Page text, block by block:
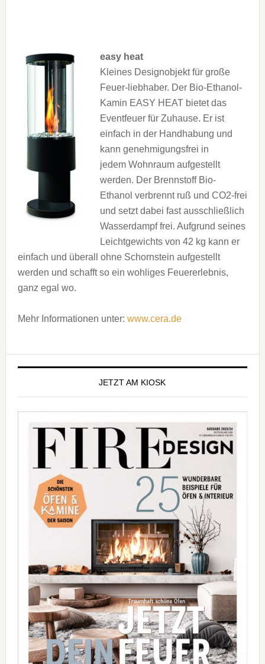
easy heat
Kleines Designobjekt für große
Feuer-liebhaber. Der Bio-Ethanol-
Kamin EASY HEAT bietet das
Eventfeuer für Zuhause. Er ist
einfach in der Handhabung und
kann genehmigungsfrei in
jedem Wohnraum aufgestellt
werden. Der Brennstoff Bio-
Ethanol verbrennt ruß und CO2-frei
und setzt dabei fast ausschließlich
Wasserdampf frei. Aufgrund seines
Leichtgewichts von 42 kg kann er
einfach und überall ohne Schornstein aufgestellt
werden und schafft so ein wohliges Feuererlebnis,
ganz egal wo.
Mehr Informationen unter: www.cera.de
Seitenspalte
JETZT AM KIOSK